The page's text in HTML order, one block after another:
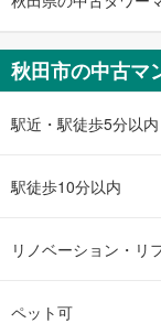
秋田市の中古マ
駅近・駅徒歩5分以内
駅徒歩10分以内
リノベーション・リ
ペット可